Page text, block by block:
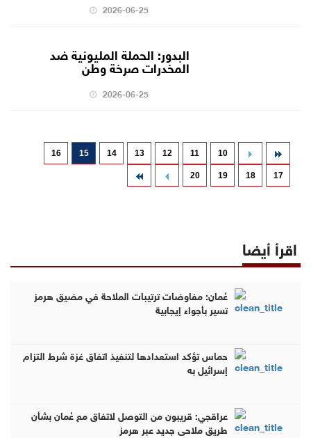
2026-06-25
البدور: الحملة المليونية ضد
المخدرات صرخة وطن
2026-06-25
10
11
12
13
14
15
16
17
18
19
20
اقرأ أيضا
عُمان: مفاوضات ترتيبات الملاحة في مضيق هرمز
تسير بأجواء إيجابية
حماس تؤكد استعدادها لتنفيذ اتفاق غزة شرط التزام
إسرائيل به
عراقجي: قريبون من التوصل لاتفاق مع عُمان بشأن
طريق ملاحي جديد عبر هرمز